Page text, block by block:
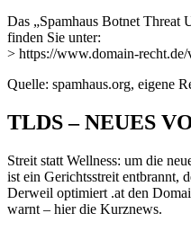
Das „Spamhaus Botnet Threat
finden Sie unter:
> https://www.domain-
Quelle: spamhaus.org, eigene
TLDS – NEUES
Streit statt Wellness: um die
ist ein Gerichtsstreit entbrannt,
Derweil optimiert .at den
warnt – hier die Kurznews.